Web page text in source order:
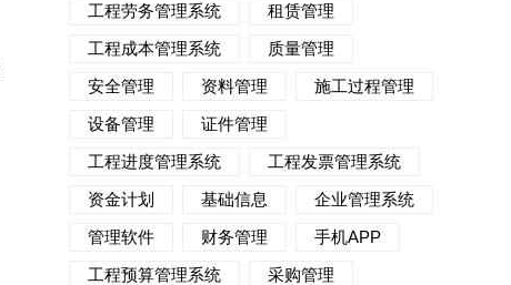
工程劳务管理系统
租赁管理
工程成本管理系统
质量管理
安全管理
资料管理
施工过程管理
设备管理
证件管理
工程进度管理系统
工程发票管理系统
资金计划
基础信息
企业管理系统
管理软件
财务管理
手机APP
工程预算管理系统
采购管理